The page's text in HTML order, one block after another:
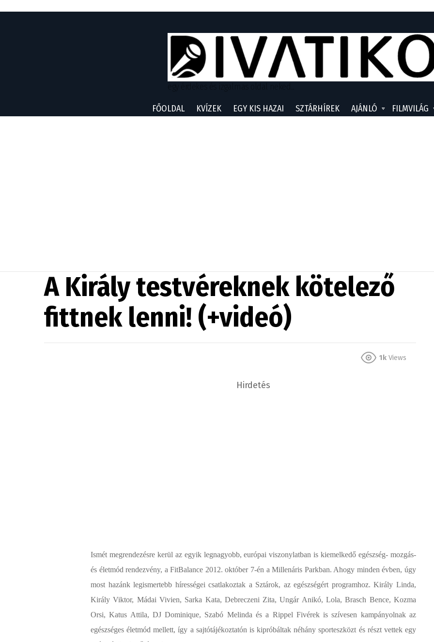
FŐOLDAL KVÍZEK EGY KIS HAZAI SZTÁRHÍREK AJÁNLÓ FILMVILÁG
A Király testvéreknek kötelező
fittnek lenni! (+videó)
1k Views
Hirdetés
Ismét megrendezésre kerül az egyik legnagyobb, európai viszonylatban is kiemelkedő egészség- mozgás-
és életmód rendezvény, a FitBalance 2012. október 7-én a Millenáris Parkban. Ahogy minden évben, úgy
most hazánk legismertebb hírességei csatlakoztak a Sztárok, az egészségért programhoz. Király Linda,
Király Viktor, Mádai Vivien, Sarka Kata, Debreczeni Zita, Ungár Anikó, Lola, Brasch Bence, Kozma
Orsi, Katus Attila, DJDominique, Szabó Melinda és a Rippel Fivérek is szívesen kampányolnak az
egészséges életmód mellett, így a sajtótájékoztatón is kipróbáltak néhány sporteszközt és részt vettek egy